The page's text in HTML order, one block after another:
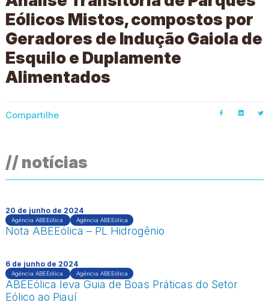
Eólicos Mistos, compostos por
Geradores de Indução Gaiola de
Esquilo e Duplamente
Alimentados
Compartilhe
// notícias
20 de junho de 2024
Agência ABEEólica Agência ABEEólica
Nota ABEEólica – PL Hidrogênio
6 de junho de 2024
Agência ABEEólica Agência ABEEólica
ABEEólica leva Guia de Boas Práticas do Setor
Eólico ao Piauí